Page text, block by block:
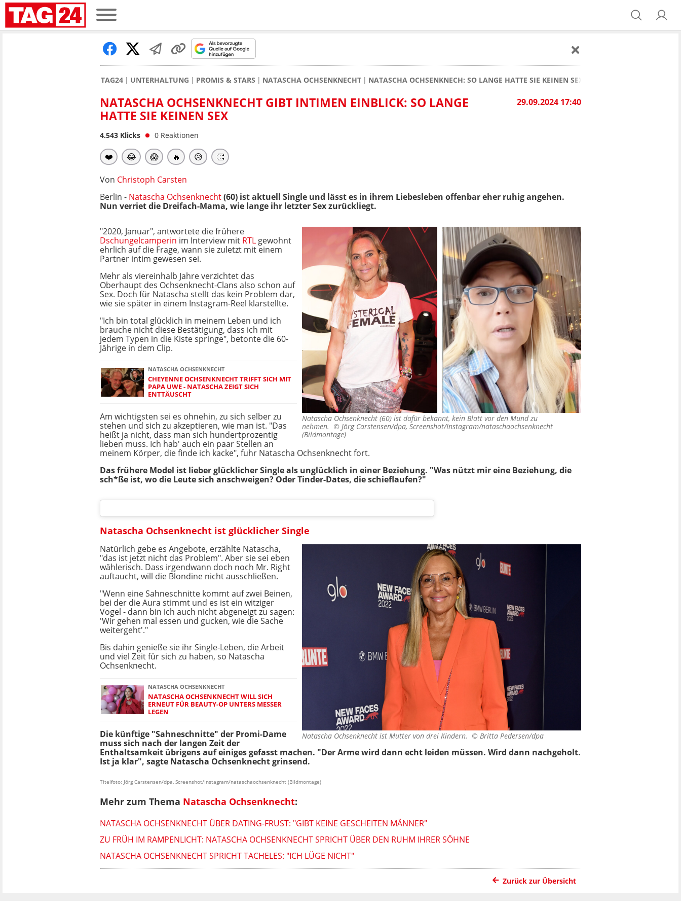
TAG24 UNTERHALTUNG PROMIS & STARS NATASCHA OCHSENKNECHT NATASCHA OCHSENKNECH: SO LANGE HATTE SIE KEINEN SEX
29.09.2024 17:40
NATASCHA OCHSENKNECHT GIBT INTIMEN EINBLICK: SO LANGE
HATTE SIE KEINEN SEX
4.543 Klicks 0 Reaktionen
❤️ 😂 😱 🔥 😥 👏
Von Christoph Carsten
Berlin - Natascha Ochsenknecht(60) ist aktuell Single und lässt es in ihrem Liebesleben offenbar eher ruhig angehen.
Nun verriet die Dreifach-Mama, wie lange ihr letzter Sex zurückliegt.
Natascha Ochsenknecht (60) ist dafür bekannt, kein Blatt vor den Mund zu
nehmen. © Jörg Carstensen/dpa, Screenshot/Instagram/nataschaochsenknecht
(Bildmontage)
"2020, Januar", antwortete die frühere
Dschungelcamperin im Interview mit RTL gewohnt
ehrlich auf die Frage, wann sie zuletzt mit einem
Partner intim gewesen sei.
Mehr als viereinhalb Jahre verzichtet das
Oberhaupt des Ochsenknecht-Clans also schon auf
Sex. Doch für Natascha stellt das kein Problem dar,
wie sie später in einem Instagram-Reel klarstellte.
"Ich bin total glücklich in meinem Leben und ich
brauche nicht diese Bestätigung, dass ich mit
jedem Typen in die Kiste springe", betonte die 60-
Jährige in dem Clip.
NATASCHA OCHSENKNECHT
CHEYENNE OCHSENKNECHT TRIFFT SICH MIT
PAPA UWE - NATASCHA ZEIGT SICH
ENTTÄUSCHT
Am wichtigsten sei es ohnehin, zu sich selber zu
stehen und sich zu akzeptieren, wie man ist. "Das
heißt ja nicht, dass man sich hundertprozentig
lieben muss. Ich hab' auch ein paar Stellen an
meinem Körper, die finde ich kacke", fuhr Natascha Ochsenknecht fort.
Das frühere Model ist lieber glücklicher Single als unglücklich in einer Beziehung. "Was nützt mir eine Beziehung, die
sch*ße ist, wo die Leute sich anschweigen? Oder Tinder-Dates, die schieflaufen?"
Natascha Ochsenknecht ist glücklicher Single
Natascha Ochsenknecht ist Mutter von drei Kindern. © Britta Pedersen/dpa
Natürlich gebe es Angebote, erzählte Natascha,
"das ist jetzt nicht das Problem". Aber sie sei eben
wählerisch. Dass irgendwann doch noch Mr. Right
auftaucht, will die Blondine nicht ausschließen.
"Wenn eine Sahneschnitte kommt auf zwei Beinen,
bei der die Aura stimmt und es ist ein witziger
Vogel - dann bin ich auch nicht abgeneigt zu sagen:
'Wir gehen mal essen und gucken, wie die Sache
weitergeht'."
Bis dahin genieße sie ihr Single-Leben, die Arbeit
und viel Zeit für sich zu haben, so Natascha
Ochsenknecht.
NATASCHA OCHSENKNECHT
NATASCHA OCHSENKNECHT WILL SICH
ERNEUT FÜR BEAUTY-OP UNTERS MESSER
LEGEN
Die künftige "Sahneschnitte" der Promi-Dame
muss sich nach der langen Zeit der
Enthaltsamkeit übrigens auf einiges gefasst machen. "Der Arme wird dann echt leiden müssen. Wird dann nachgeholt.
Ist ja klar", sagte Natascha Ochsenknecht grinsend.
Titelfoto: Jörg Carstensen/dpa, Screenshot/Instagram/nataschaochsenknecht (Bildmontage)
Mehr zum Thema Natascha Ochsenknecht:
NATASCHA OCHSENKNECHT ÜBER DATING-FRUST: "GIBT KEINE GESCHEITEN MÄNNER"
ZU FRÜH IM RAMPENLICHT: NATASCHA OCHSENKNECHT SPRICHT ÜBER DEN RUHM IHRER SÖHNE
NATASCHA OCHSENKNECHT SPRICHT TACHELES: "ICH LÜGE NICHT"
Zurück zur Übersicht